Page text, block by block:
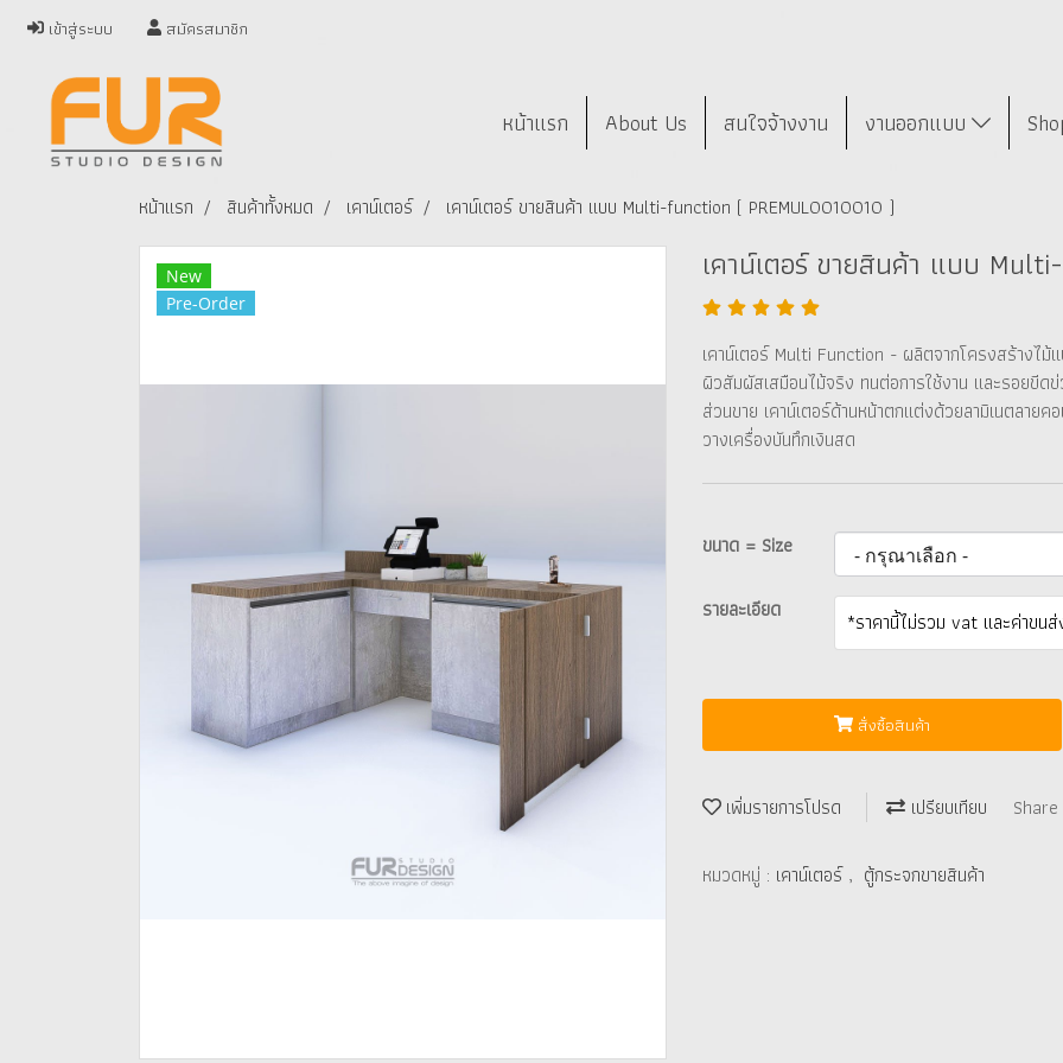
เข้าสู่ระบบ สมัครสมาชิก
หน้าแรก About Us สนใจจ้างงาน งานออกแบบ
หน้าแรก สินค้าทั้งหมด เคาน์เตอร์ เคาน์เตอร์ ขายสินค้า แบบ Multi-function ( PREMUL0010010 )
New
Pre-Order
เคาน์เตอร์ ขายสินค้า แบบ
เคาน์เตอร์ Multi Function - ผลิตจากโครงสร้างไม้
ผิวสัมผัสเสมือนไม้จริง ทนต่อการใช้งาน และรอยขีด
ส่วนขาย เคาน์เตอร์ด้านหน้าตกแต่งด้วยลามิเนตลา
วางเครื่องบันทึกเงินสด
ขนาด = Size
รายละเอียด *ราคานี้ไม่รวม vat และค่าขน
สั่งซื้อสินค้า
เพิ่มรายการโปรด เปรียบเทียบ Share
หมวดหมู่ : เคาน์เตอร์ , ตู้กระจกขายสินค้า